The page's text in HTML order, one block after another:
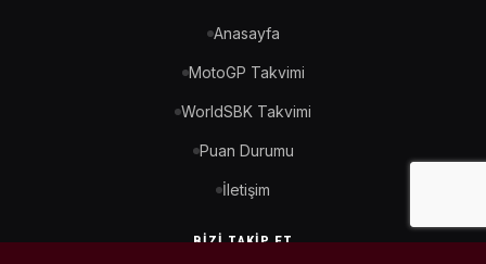
Anasayfa
MotoGP Takvimi
WorldSBK Takvimi
Puan Durumu
İletişim
BIZI TAKIP ET